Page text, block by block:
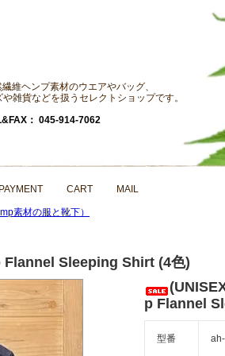
維ヘンプ素材のウエアやバッグ、
雑貨などを扱うセレクトショップです。
： 045-914-7062
PAYMENT CART MAIL
素材の服と靴下）
Flannel Sleeping Shirt (4色)
p Flannel
型番